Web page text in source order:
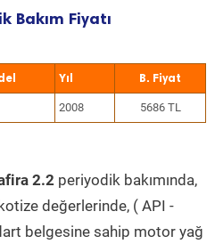
Bakım Fiyatı
Yıl
2008 5686 TL
2.2 periyodik bakımında,
değerlerinde, ( API -
belgesine sahip motor yağ